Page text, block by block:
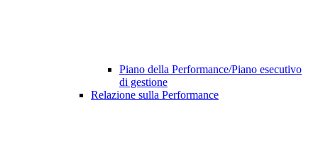
Piano della Performance/Piano esecutivo
di gestione
Relazione sulla Performance